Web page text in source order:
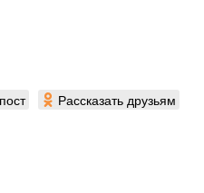
Рассказать друзьям